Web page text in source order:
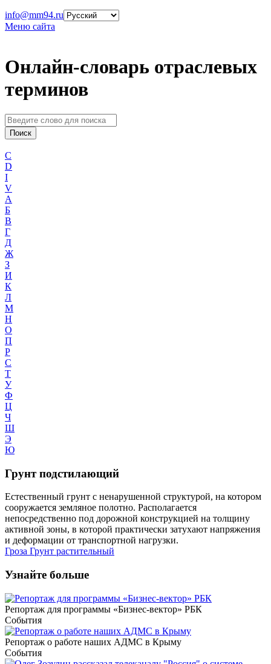
info@mm94.ru
Меню сайта
Онлайн-словарь отраслевых
терминов
C
D
I
V
А
Б
В
Г
Д
Ж
З
И
К
Л
М
Н
О
П
Р
С
Т
У
Ф
Ц
Ч
Ш
Э
Ю
Грунт подстилающий
Естественный грунт с ненарушенной структурой, на котором
сооружается земляное полотно. Располагается
непосредственно под дорожной конструкцией на толщину
активной зоны, в которой практически затухают напряжения
и деформации от транспортной нагрузки.
Гроза Грунт растительный
Узнайте больше
Репортаж для программы «Бизнес-вектор» РБК
События
Репортаж о работе наших АДМС в Крыму
События